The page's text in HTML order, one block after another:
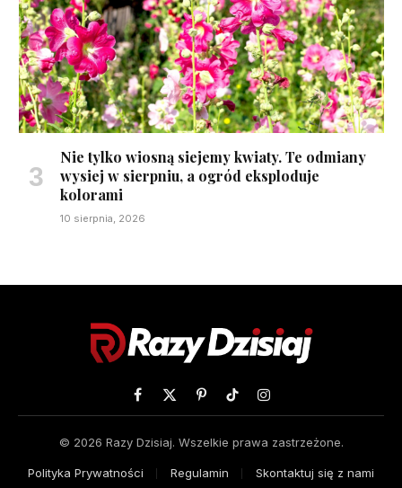
Nie tylko wiosną siejemy kwiaty. Te odmiany
wysiej w sierpniu, a ogród eksploduje
kolorami
10 sierpnia, 2026
Facebook
X
PinterestTikTokInstagram
© 2026 Razy Dzisiaj. Wszelkie prawa zastrzeżone.
Polityka Prywatności Regulamin Skontaktuj się z nami